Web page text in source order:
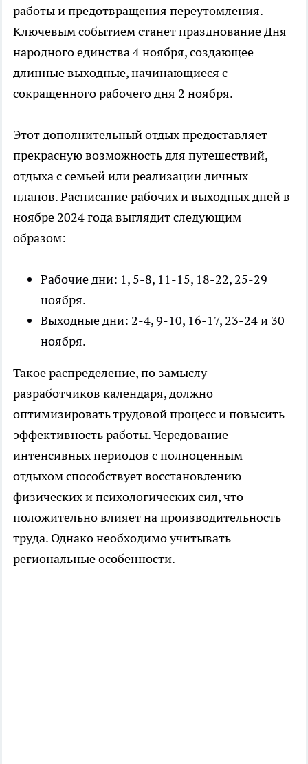
работы и предотвращения переутомления.
Ключевым событием станет празднование Дня
народного единства 4 ноября, создающее
длинные выходные, начинающиеся с
сокращенного рабочего дня 2 ноября.
Этот дополнительный отдых предоставляет
прекрасную возможность для путешествий,
отдыха с семьей или реализации личных
планов. Расписание рабочих и выходных дней в
ноябре 2024 года выглядит следующим
образом:
Рабочие дни: 1, 5-8, 11-15, 18-22, 25-29
ноября.
Выходные дни: 2-4, 9-10, 16-17, 23-24 и 30
ноября.
Такое распределение, по замыслу
разработчиков календаря, должно
оптимизировать трудовой процесс и повысить
эффективность работы. Чередование
интенсивных периодов с полноценным
отдыхом способствует восстановлению
физических и психологических сил, что
положительно влияет на производительность
труда. Однако необходимо учитывать
региональные особенности.